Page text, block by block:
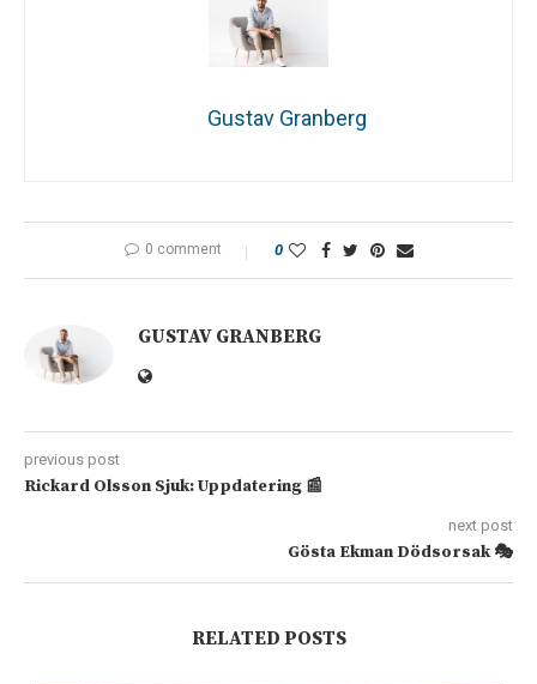
Gustav Granberg
0 comment 0
GUSTAV GRANBERG
previous post
Rickard Olsson Sjuk: Uppdatering 📰
next post
Gösta Ekman Dödsorsak 🎭
RELATED POSTS